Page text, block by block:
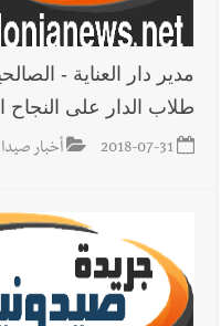
مدير دار العناية -
طلاب الدار على النجاح
2018-07-31 أخبار صيدا